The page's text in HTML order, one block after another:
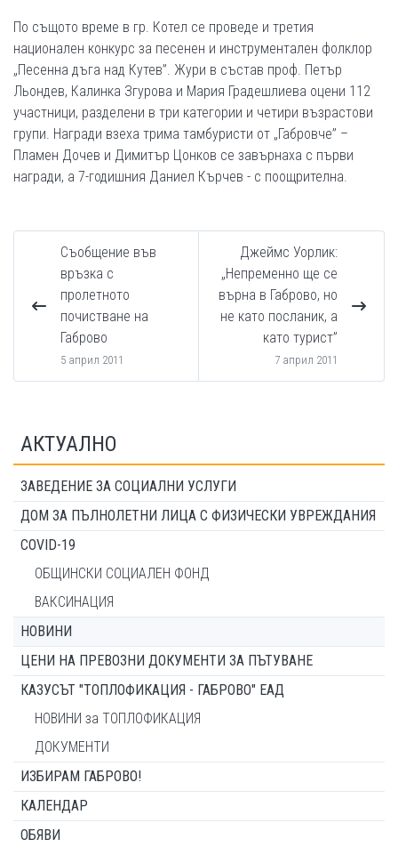
По същото време в гр. Котел се проведе и третия
национален конкурс за песенен и инструментален фолклор
„Песенна дъга над Кутев”. Жури в състав проф. Петър
Льондев, Калинка Згурова и Мария Градешлиева оцени 112
участници, разделени в три категории и четири възрастови
групи. Награди взеха трима тамбуристи от „Габровче” –
Пламен Дочев и Димитър Цонков се завърнаха с първи
награди, а 7-годишния Даниел Кърчев - с поощрителна.
Съобщение във
връзка с
пролетното
почистване на
Габрово
5 април 2011
Джеймс Уорлик:
„Непременно ще се
върна в Габрово, но
не като посланик, а
като турист”
7 април 2011
АКТУАЛНО
ЗАВЕДЕНИЕ ЗА СОЦИАЛНИ УСЛУГИ
ДОМ ЗА ПЪЛНОЛЕТНИ ЛИЦА С ФИЗИЧЕСКИ УВРЕЖДАНИЯ
COVID-19
ОБЩИНСКИ СОЦИАЛЕН ФОНД
ВАКСИНАЦИЯ
НОВИНИ
ЦЕНИ НА ПРЕВОЗНИ ДОКУМЕНТИ ЗА ПЪТУВАНЕ
КАЗУСЪТ "ТОПЛОФИКАЦИЯ - ГАБРОВО" ЕАД
НОВИНИ за ТОПЛОФИКАЦИЯ
ДОКУМЕНТИ
ИЗБИРАМ ГАБРОВО!
КАЛЕНДАР
ОБЯВИ